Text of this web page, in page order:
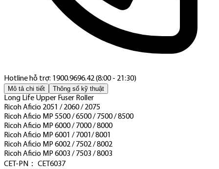
Hotline hỗ trợ: 1900.9696.42 (8:00 - 21:30)
Mô tả chi tiết Thông số kỹ thuật
Long Life Upper Fuser Roller
Ricoh Aficio 2051 / 2060 / 2075
Ricoh Aficio MP 5500 / 6500 / 7500 / 8500
Ricoh Aficio MP 6000 / 7000 / 8000
Ricoh Aficio MP 6001 / 7001/ 8001
Ricoh Aficio MP 6002 / 7502 / 8002
Ricoh Aficio MP 6003 / 7503 / 8003
CET-PN： CET6037